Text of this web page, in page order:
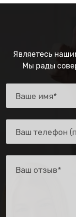
Являетесь
Мы рады